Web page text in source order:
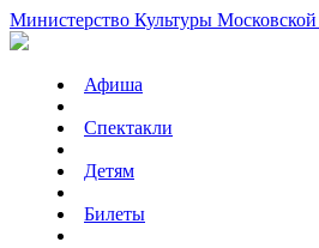
Министерство Культуры
Афиша
Спектакли
Детям
Билеты